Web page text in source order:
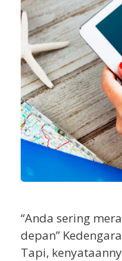
“Anda sering
depan”
Tapi,